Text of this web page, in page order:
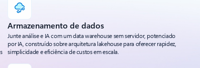
Armazenamento de dados
Junte análise e IA com um data warehouse sem servidor, potenciado
por IA, construído sobre arquitetura lakehouse para oferecer rapidez,
simplicidade e eficiência de custos em escala.